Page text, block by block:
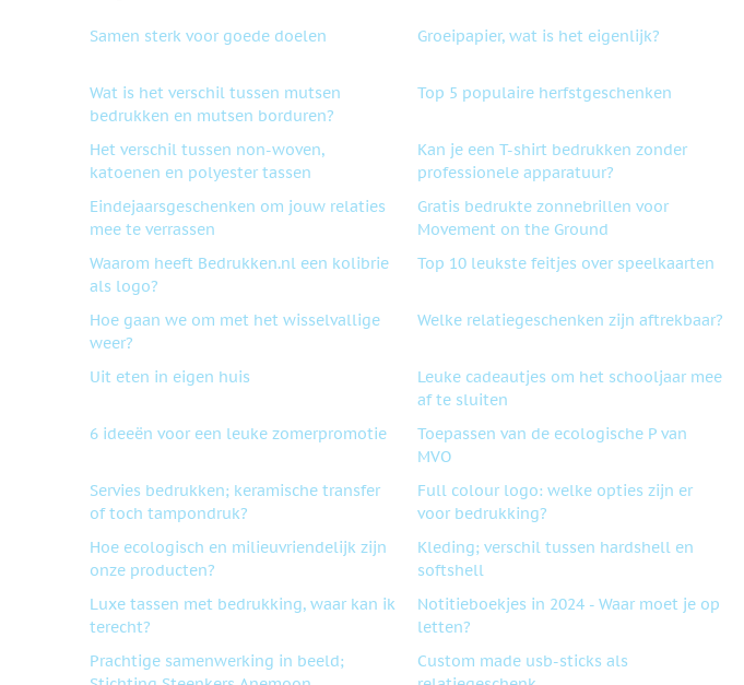
Samen sterk voor goede doelen Groeipapier, wat is het eigenlijk?
Wat is het verschil tussen mutsen
bedrukken en mutsen borduren?
Top 5 populaire herfstgeschenken
Het verschil tussen non-woven,
katoenen en polyester tassen
Kan je een T-shirt bedrukken zonder
professionele apparatuur?
Eindejaarsgeschenken om jouw relaties
mee te verrassen
Gratis bedrukte zonnebrillen voor
Movement on the Ground
Waarom heeft Bedrukken.nl een kolibrie
als logo?
Top 10 leukste feitjes over speelkaarten
Hoe gaan we om met het wisselvallige
weer?
Welke relatiegeschenken zijn aftrekbaar?
Uit eten in eigen huis
Leuke cadeautjes om het schooljaar mee
af te sluiten
6 ideeën voor een leuke zomerpromotie
Toepassen van de ecologische P van
MVO
Servies bedrukken; keramische transfer
of toch tampondruk?
Full colour logo: welke opties zijn er
voor bedrukking?
Hoe ecologisch en milieuvriendelijk zijn
onze producten?
Kleding; verschil tussen hardshell en
softshell
Luxe tassen met bedrukking, waar kan ik
terecht?
Notitieboekjes in 2024 - Waar moet je op
letten?
Prachtige samenwerking in beeld;
Custom made usb-sticks als